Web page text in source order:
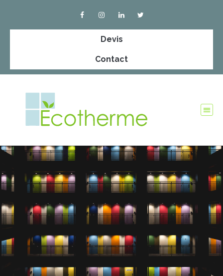
Devis
Contact